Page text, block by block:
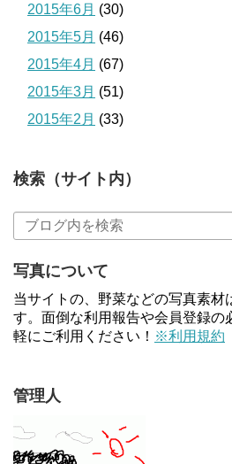
2015年6月 (30)
2015年5月 (46)
2015年4月 (67)
2015年3月 (51)
2015年2月 (33)
検索（サイト内）
写真について
当サイトの、野菜などの写真素材
す。面倒な利用報告や会員登録の
軽にご利用ください！ ※利用規約
管理人